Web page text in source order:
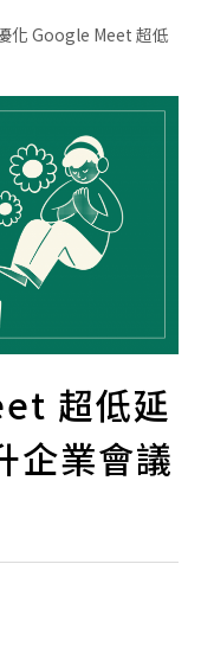
化 Google Meet 超低
超低延
企業會議